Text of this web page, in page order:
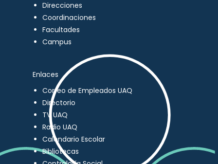
Direcciones
Coordinaciones
Facultades
Campus
Enlaces
Correo de Empleados UAQ
Directorio
TV UAQ
Radio UAQ
Calendario Escolar
Bibliotecas